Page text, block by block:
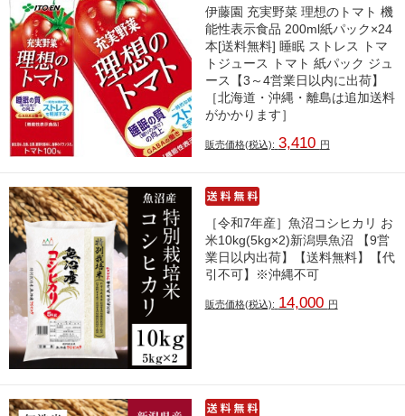
伊藤園 充実野菜 理想のトマト 機
能性表示食品 200ml紙パック×24
本[送料無料] 睡眠 ストレス トマ
トジュース トマト 紙パック ジュ
ース【3～4営業日以内に出荷】
［北海道・沖縄・離島は追加送料
がかかります］
販売価格(税込): 3,410 円
［令和7年産］魚沼コシヒカリ お
米10kg(5kg×2)新潟県魚沼 【9営
業日以内出荷】【送料無料】【代
引不可】※沖縄不可
販売価格(税込): 14,000 円